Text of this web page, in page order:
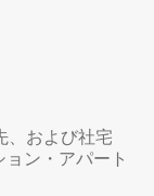
、および社宅
ン・アパート